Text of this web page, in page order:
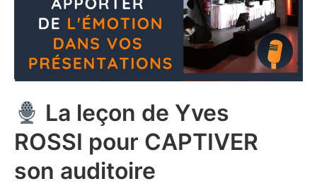
La leçon de Yves
ROSSI pour CAPTIVER
son auditoire